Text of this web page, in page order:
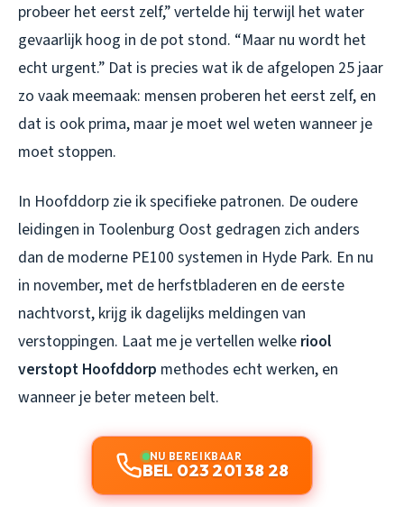
probeer het eerst zelf,” vertelde hij terwijl het water
gevaarlijk hoog in de pot stond. “Maar nu wordt het
echt urgent.” Dat is precies wat ik de afgelopen 25 jaar
zo vaak meemaak: mensen proberen het eerst zelf, en
dat is ook prima, maar je moet wel weten wanneer je
moet stoppen.
In Hoofddorp zie ik specifieke patronen. De oudere
leidingen in Toolenburg Oost gedragen zich anders
dan de moderne PE100 systemen in Hyde Park. En nu
in november, met de herfstbladeren en de eerste
nachtvorst, krijg ik dagelijks meldingen van
verstoppingen. Laat me je vertellen welke riool
verstopt Hoofddorp methodes echt werken, en
wanneer je beter meteen belt.
NU BEREIKBAAR
BEL 023 201 38 28